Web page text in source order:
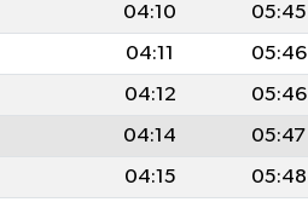
04:10 05:45
04:11 05:46
04:12 05:46
04:14 05:47
04:15 05:48